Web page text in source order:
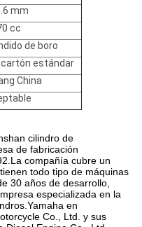
mm
cc
de boro
cartón estándar
China
cilindro de
de fabricación
compañía cubre un
todo tipo de máquinas
30 años de desarrollo,
especializada en la
Yamaha en
Co., Ltd. y sus